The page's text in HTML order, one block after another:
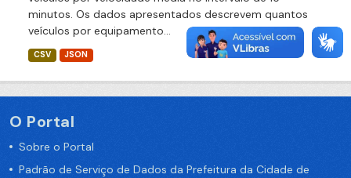
minutos. Os dados apresentados descrevem quantos
veículos por equipamento...
CSV JSON
O Portal
Sobre o Portal
Padrão de Serviço de Dados da Prefeitura da Cidade de